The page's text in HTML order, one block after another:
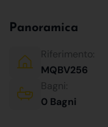
Panoramica
Riferimento:
MQBV256
Bagni:
0 Bagni